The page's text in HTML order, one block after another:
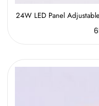
24W LED Panel